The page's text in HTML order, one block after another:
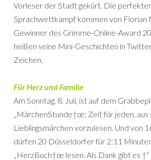
Vorleser der Stadt gekürt. Die
Sprachwettkampf kommen von Florian
Gewinner des Grimme-Online-Award
heißen seine Mini-Geschichten in
Zeichen.
Für Herz und Familie
Am Sonntag, 8. Juli, ist auf dem
„MärchenStunde†œ; Zeit für jeden, aus
Lieblingsmärchen vorzulesen. Und von
dürfen 20 Düsseldorfer für 2:11
„HerzBuch†œ lesen. Als Dank gibt es